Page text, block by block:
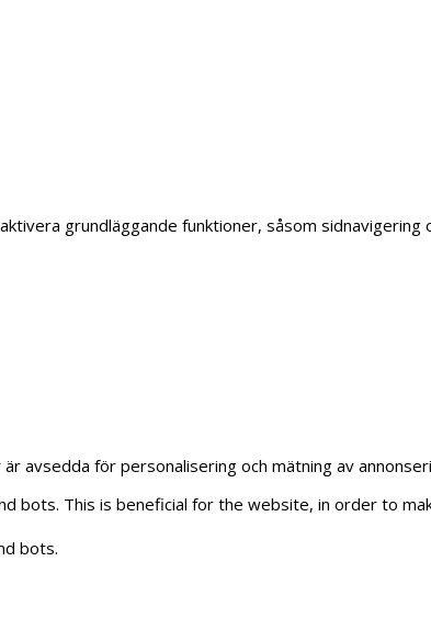
grundläggande funktioner, såsom
avsedda för personalisering och mätning av
bots. This is beneficial for the website, in order to
bots.